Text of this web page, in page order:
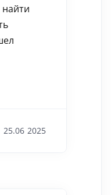
25.06 2025